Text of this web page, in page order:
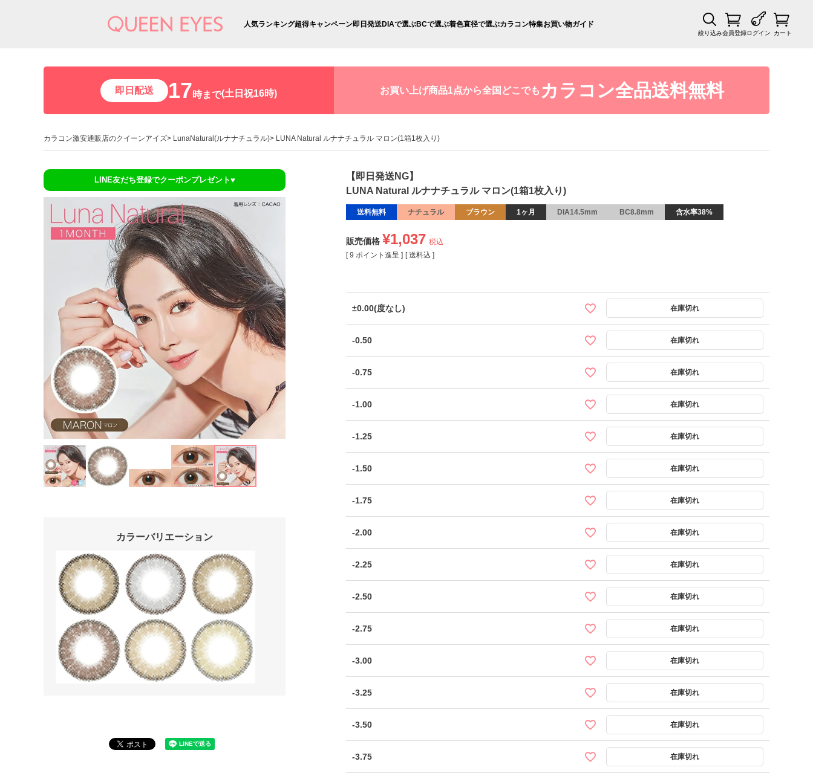
人気ランキング超得キャンペーン即日発送DIAで選ぶBCで選ぶ着色直径で選ぶカラコン特集お買い物ガイド
絞り込み会員登録ログイン カート
即日配送 17時まで(土日祝16時) お買い上げ商品1点から全国どこでも カラコン全品送料無料
カラコン激安通販店のクイーンアイズ LunaNatural(ルナナチュラル) LUNA Natural ルナナチュラル マロン(1箱1枚入り)
LINE友だち登録でクーポンプレゼント♥
カラーバリエーション
【即日発送NG】
LUNA Natural ルナナチュラル マロン(1箱1枚入り)
送料無料 ナチュラル ブラウン 1ヶ月 DIA14.5mm BC8.8mm 含水率38%
販売価格 ¥1,037 税込
[ 9 ポイント進呈 ] 送料込
±0.00(度なし)
-0.50
-0.75
-1.00
-1.25
-1.50
-1.75
-2.00
-2.25
-2.50
-2.75
-3.00
-3.25
-3.50
-3.75